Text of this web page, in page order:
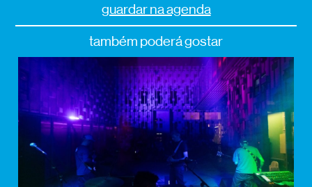
guardar na agenda
também poderá gostar